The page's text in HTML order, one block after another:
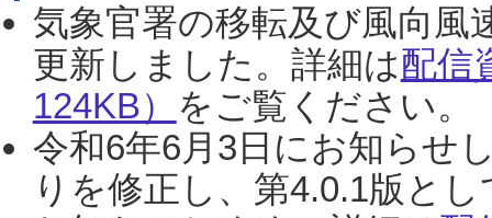
気象官署の移転及び風向風
更新しました。詳細は配信
124KB） をご覧ください。
令和6年6月3日にお知らせ
りを修正し、第4.0.1版と